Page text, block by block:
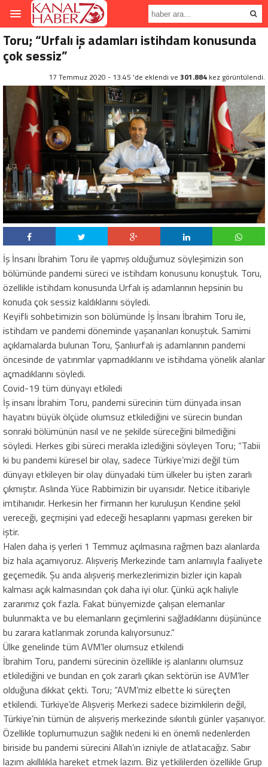
Toru; “Urfalı iş adamları istihdam konusunda
çok sessiz”
17 Temmuz 2020 - 13:45 'de eklendi ve 301.884 kez görüntülendi.
İş İnsanı İbrahim Toru ile yapmış olduğumuz söyleşimizin son
bölümünde pandemi süreci ve istihdam konusunu konuştuk. Toru,
özellikle istihdam konusunda Urfalı iş adamlarının hepsinin bu
konuda çok sessiz kaldıklarını söyledi.
Keyifli sohbetimizin son bölümünde İş İnsanı İbrahim Toru ile,
istihdam ve pandemi döneminde yaşananları konuştuk. Samimi
açıklamalarda bulunan Toru, Şanlıurfalı iş adamlarının pandemi
öncesinde de yatırımlar yapmadıklarını ve istihdama yönelik alanlar
açmadıklarını söyledi.
Covid-19 tüm dünyayı etkiledi
İş insanı İbrahim Toru, pandemi sürecinin tüm dünyada insan
hayatını büyük ölçüde olumsuz etkilediğini ve sürecin bundan
sonraki bölümünün nasıl ve ne şekilde süreceğini bilmediğini
söyledi. Herkes gibi süreci merakla izlediğini söyleyen Toru; “Tabii
ki bu pandemi küresel bir olay, sadece Türkiye’mizi değil tüm
dünyayı etkileyen bir olay dünyadaki tüm ülkeler bu işten zararlı
çıkmıştır. Aslında Yüce Rabbimizin bir uyarısıdır. Netice itibariyle
imtihanıdır. Herkesin her firmanın her kuruluşun Kendine şekil
vereceği, geçmişini yad edeceği hesaplarını yapması gereken bir
iştir.
Halen daha iş yerleri 1 Temmuz açılmasına rağmen bazı alanlarda
biz hala açamıyoruz. Alışveriş Merkezinde tam anlamıyla faaliyete
geçemedik. Şu anda alışveriş merkezlerimizin bizler için kapalı
kalması açık kalmasından çok daha iyi olur. Çünkü açık haliyle
zararımız çok fazla. Fakat bünyemizde çalışan elemanlar
bulunmakta ve bu elemanların geçimlerini sağladıklarını düşününce
bu zarara katlanmak zorunda kalıyorsunuz.”
Ülke genelinde tüm AVM’ler olumsuz etkilendi
İbrahim Toru, pandemi sürecinin özellikle iş alanlarını olumsuz
etkilediğini ve bundan en çok zararlı çıkan sektörün ise AVM’ler
olduğuna dikkat çekti. Toru; “AVM’miz elbette ki süreçten
etkilendi. Türkiye’de Alışveriş Merkezi sadece bizimkilerin değil,
Türkiye’nin tümün de alışveriş merkezinde sıkıntılı günler yaşanıyor.
Özellikle toplumumuzun sağlık nedeni ki en önemli nedenlerden
biriside bu pandemi sürecini Allah’ın izniyle de atlatacağız. Sabır
lazım akıllılıkla hareket etmek lazım. Biz yetkililerden özellikle Grup